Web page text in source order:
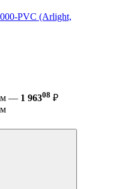
PVC (Arlight,
м — 1 96308 ₽